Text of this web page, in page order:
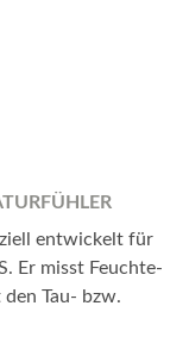
entwickelt für
Er misst Feuchte-
Tau- bzw.